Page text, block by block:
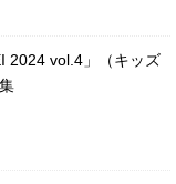
2024 vol.4」（キッズ